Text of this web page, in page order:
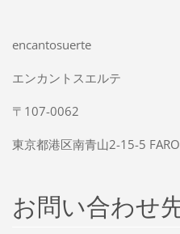
encantosuerte
エンカントスエルテ
〒107-0062
東京都港区南青山2-15-5
お問い合わせ